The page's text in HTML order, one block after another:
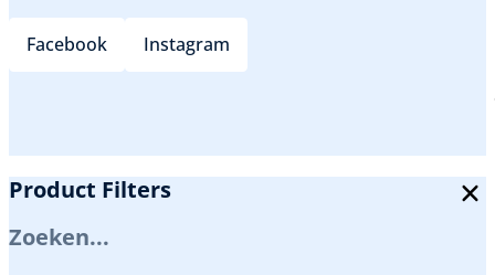
Facebook Instagram
Product Filters
Zoeken...